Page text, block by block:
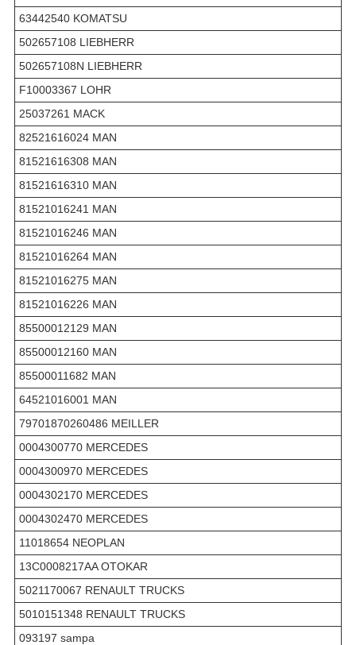
63442540 KOMATSU
502657108 LIEBHERR
502657108N LIEBHERR
F10003367 LOHR
25037261 MACK
82521616024 MAN
81521616308 MAN
81521616310 MAN
81521016241 MAN
81521016246 MAN
81521016264 MAN
81521016275 MAN
81521016226 MAN
85500012129 MAN
85500012160 MAN
85500011682 MAN
64521016001 MAN
79701870260486 MEILLER
0004300770 MERCEDES
0004300970 MERCEDES
0004302170 MERCEDES
0004302470 MERCEDES
11018654 NEOPLAN
13C0008217AA OTOKAR
5021170067 RENAULT TRUCKS
5010151348 RENAULT TRUCKS
093197 sampa